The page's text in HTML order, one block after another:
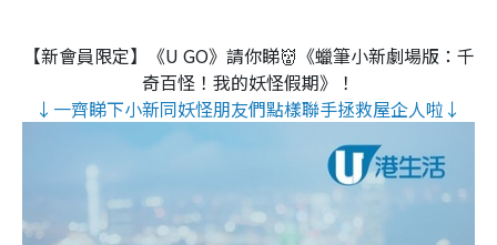
【新會員限定】《U GO》請你睇👹《蠟筆小新劇場版：千
奇百怪！我的妖怪假期》！
↓一齊睇下小新同妖怪朋友們點樣聯手拯救屋企人啦↓